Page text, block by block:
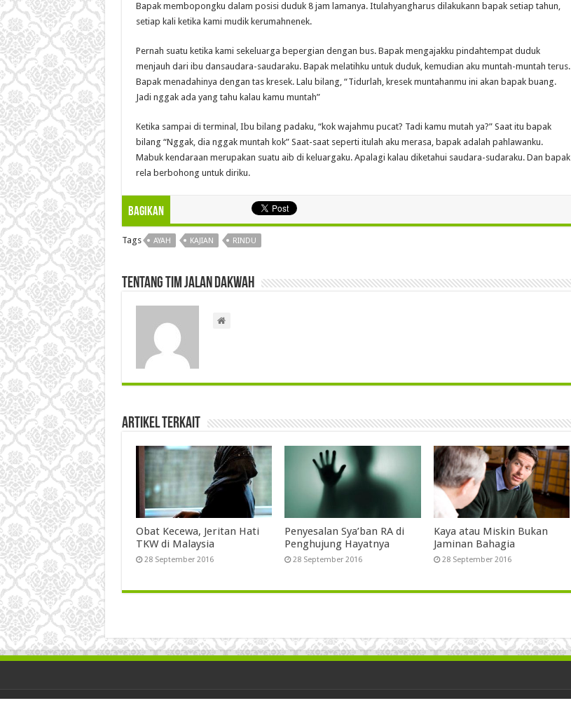
Bapak membopongku dalam posisi duduk 8 jam lamanya. Itulahyangharus dilakukann bapak setiap tahun,
setiap kali ketika kami mudik kerumahnenek.
Pernah suatu ketika kami sekeluarga bepergian dengan bus. Bapak mengajakku pindahtempat duduk
menjauh dari ibu dansaudara-saudaraku. Bapak melatihku untuk duduk, kemudian aku muntah-muntah terus.
Bapak menadahinya dengan tas kresek. Lalu bilang, “Tidurlah, kresek muntahanmu ini akan bapak buang.
Jadi nggak ada yang tahu kalau kamu muntah”
Ketika sampai di terminal, Ibu bilang padaku, “kok wajahmu pucat? Tadi kamu mutah ya?” Saat itu bapak
bilang “Nggak, dia nggak muntah kok” Saat-saat seperti itulah aku merasa, bapak adalah pahlawanku.
Mabuk kendaraan merupakan suatu aib di keluargaku. Apalagi kalau diketahui saudara-sudaraku. Dan bapak
rela berbohong untuk diriku.
Bagikan
Tags AYAH KAJIAN RINDU
Tentang Tim Jalan Dakwah
Artikel Terkait
Obat Kecewa, Jeritan Hati
TKW di Malaysia
28 September 2016
Penyesalan Sya’ban RA di
Penghujung Hayatnya
28 September 2016
Kaya atau Miskin Bukan
Jaminan Bahagia
28 September 2016